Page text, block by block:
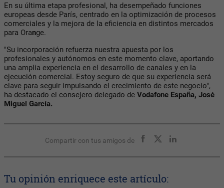
En su última etapa profesional, ha desempeñado funciones
europeas desde París, centrado en la optimización de procesos
comerciales y la mejora de la eficiencia en distintos mercados
para Orange.
"Su incorporación refuerza nuestra apuesta por los
profesionales y autónomos en este momento clave, aportando
una amplia experiencia en el desarrollo de canales y en la
ejecución comercial. Estoy seguro de que su experiencia será
clave para seguir impulsando el crecimiento de este negocio",
ha destacado el consejero delegado de Vodafone España, José
Miguel García.
Compartir con tus amigos de
Tu opinión enriquece este artículo: